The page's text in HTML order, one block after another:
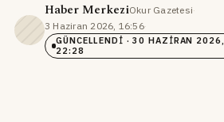
Haber MerkeziOkur Gazetesi·
3 Haziran 2026, 16:56·
GÜNCELLENDI · 30 HAZIRAN 2026,
22:28